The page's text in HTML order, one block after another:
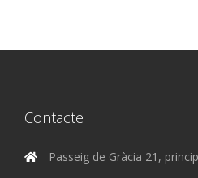
Contacte
Passeig de Gràcia 21,